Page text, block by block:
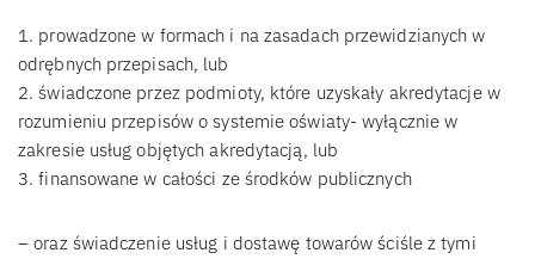
1. prowadzone w formach i na zasadach przewidzianych w
odrębnych przepisach, lub
2. świadczone przez podmioty, które uzyskały akredytacje w
rozumieniu przepisów o systemie oświaty- wyłącznie w
zakresie usług objętych akredytacją, lub
3. finansowane w całości ze środków publicznych
– oraz świadczenie usług i dostawę towarów ściśle z tymi